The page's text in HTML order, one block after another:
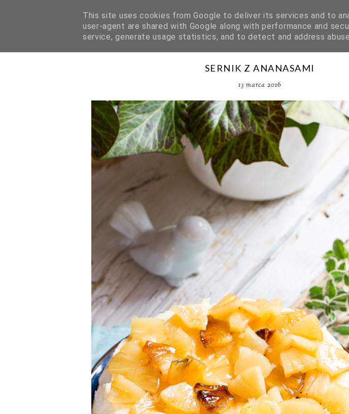
HOME O MNIE WSPÓŁPRACA
SERNIK Z ANANASAMI
13 marca 2016
This site uses cookies from Google to deliver its services and to
user-agent are shared with Google along with performance and
service, generate usage statistics, and to detect and address